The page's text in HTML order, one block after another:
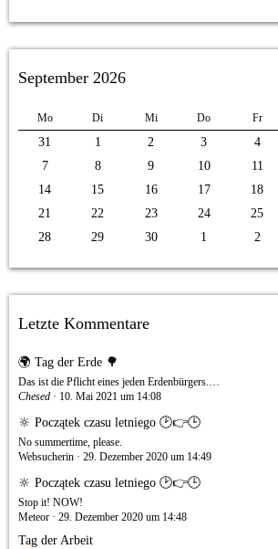
September 2026
Mo Di Mi Do Fr
31 1 2 3 4
7
8 9 10 11
14
15 16 17 18
21
22 23 24 25
28
29 30 1 2
Letzte Kommentare
🌍 Tag der Erde 🌳
Das ist die Pflicht eines jeden Erdenbürgers.…
Chesed
10. Mai 2021 um 14:08
🔆 Początek czasu letniego 🕑👉🕒
No summertime, please.
Websucherin
29. Dezember 2020 um 14:49
🔆 Początek czasu letniego 🕑👉🕒
Stop it! NOW!
Meteor
29. Dezember 2020 um 14:48
Tag der Arbeit